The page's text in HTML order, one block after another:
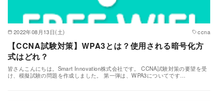
2022年08月13日(土) ccna
【CCNA試験対策】WPA3とは？使用される暗号化方
式はどれ？
皆さんこんにちは。Smart Innovation株式会社です。 CCNA試験対策の要望を受
け、模擬試験の問題を作成しました。 第一弾は、WPA3についてです…